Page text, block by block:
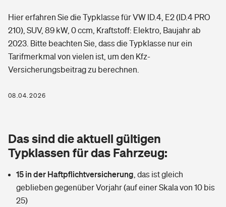
Grundfähigkeitsversicherung
Arbeitsrechtsschutz
Berufshaftpflichtversicherung
Zur Übersicht
Tools
Wer versichert was: Jetzt Versicherer finden
Glasversicherung
Mietkautionsversicherung
Freizeit
Pri­vate Haft­pflicht­
Kinderunfall­ver­si­che­rung
Kinderinvalidität
Gesundheit
Private Krankenversicherung
Dread-Disease-Versicherung
Tierkrankenversicherung
Zur Übersicht
Hier erfahren Sie die Typklasse für VW ID.4, E2 (ID.4 PRO
210), SUV, 89 kW, 0 ccm, Kraftstoff: Elektro, Baujahr ab
2023. Bitte beachten Sie, dass die Typklasse nur ein
Tarifmerkmal von vielen ist, um den Kfz-
Versicherungsbeitrag zu berechnen.
08.04.2026
Das sind die aktuell gültigen
Typklassen für das Fahrzeug:
15 in der Haftpflichtversicherung das ist gleich
geblieben gegenüber Vorjahr (auf einer Skala von 10 bis
25)